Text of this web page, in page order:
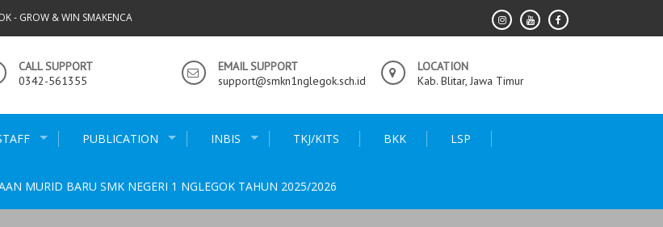
- GROW & WIN SMAKENCA
CALL SUPPORT
0342-561355
EMAIL SUPPORT
support@smkn1nglegok.sch.id
LOCATION
Kab. Blitar, Jawa Timur
PUBLICATION INBIS TKJ/KITS BKK LSP
MURID BARU SMK NEGERI 1 NGLEGOK TAHUN 2025/2026